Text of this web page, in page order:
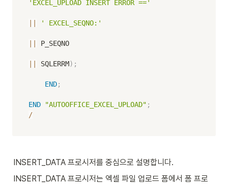
'EXCEL_UPLOAD INSERT ERROR =='
|| ' EXCEL_SEQNO:'
|| P_SEQNO
|| SQLERRM) ;
END;
END "AUTOOFFICE_EXCEL_UPLOAD" ;
/
INSERT_DATA 프로시저를 중심으로 설명합니다.
INSERT_DATA 프로시저는 엑셀 파일 업로드 폼에서 폼 프로